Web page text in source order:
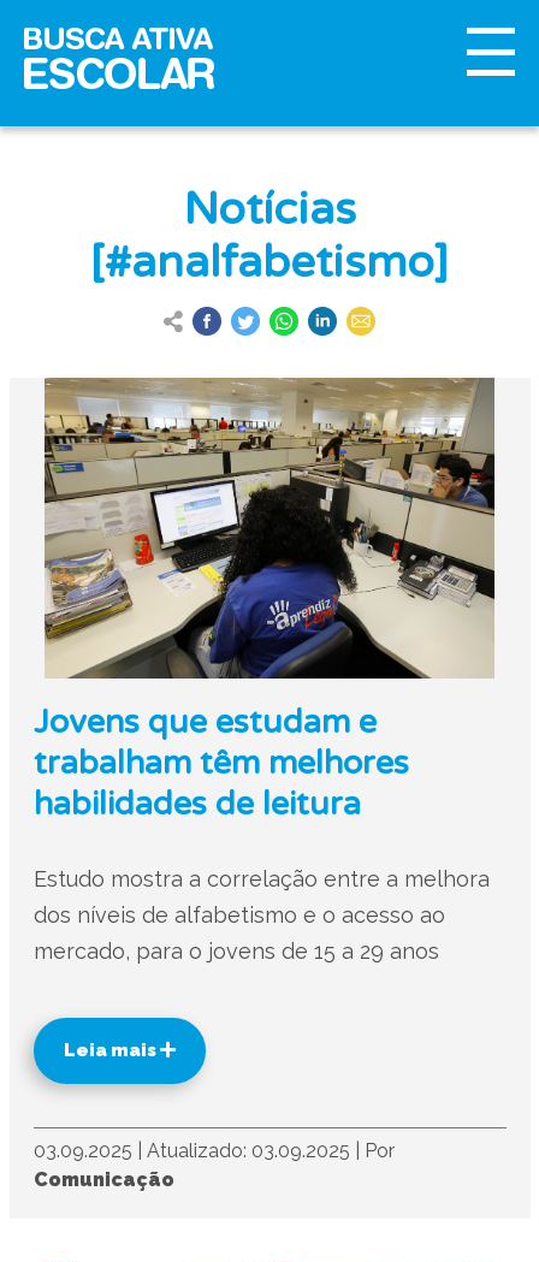
Notícias
[#analfabetismo]
Jovens que estudam e
trabalham têm melhores
habilidades de leitura
Estudo mostra a correlação entre a melhora
dos níveis de alfabetismo e o acesso ao
mercado, para o jovens de 15 a 29 anos
Leia mais
03.09.2025 Atualizado: 03.09.2025
Por
Comunicação